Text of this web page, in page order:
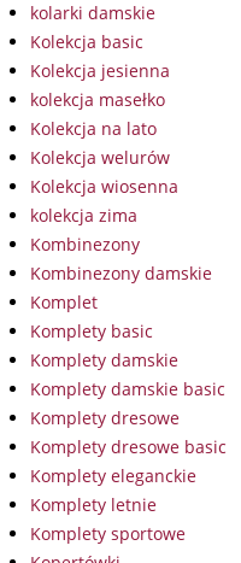
kolarki damskie
Kolekcja basic
Kolekcja jesienna
kolekcja masełko
Kolekcja na lato
Kolekcja welurów
Kolekcja wiosenna
kolekcja zima
Kombinezony
Kombinezony damskie
Komplet
Komplety basic
Komplety damskie
Komplety damskie basic
Komplety dresowe
Komplety dresowe basic
Komplety eleganckie
Komplety letnie
Komplety sportowe